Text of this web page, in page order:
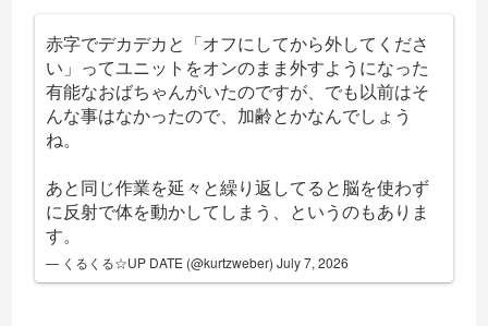
赤字でデカデカと「オフにしてから外してくださ
い」ってユニットをオンのまま外すようになった
有能なおばちゃんがいたのですが、でも以前はそ
んな事はなかったので、加齢とかなんでしょう
ね。
あと同じ作業を延々と繰り返してると脳を使わず
に反射で体を動かしてしまう、というのもありま
す。
— くるくる☆UP DATE (@kurtzweber)July 7, 2026